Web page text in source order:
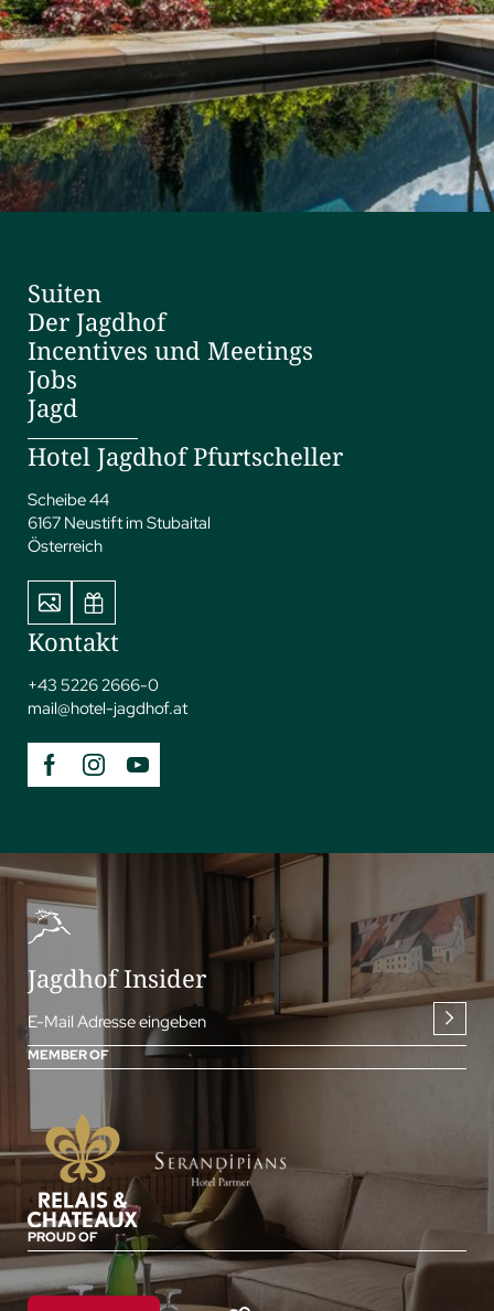
Suiten
Der Jagdhof
Incentives und Meetings
Jobs
Jagd
Hotel Jagdhof Pfurtscheller
Scheibe 44
6167 Neustift im Stubaital
Österreich
Kontakt
+43 5226 2666-0
mail@hotel-jagdhof.at
Jagdhof Insider
E-Mail Adresse eingeben
MEMBER OF
PROUD OF